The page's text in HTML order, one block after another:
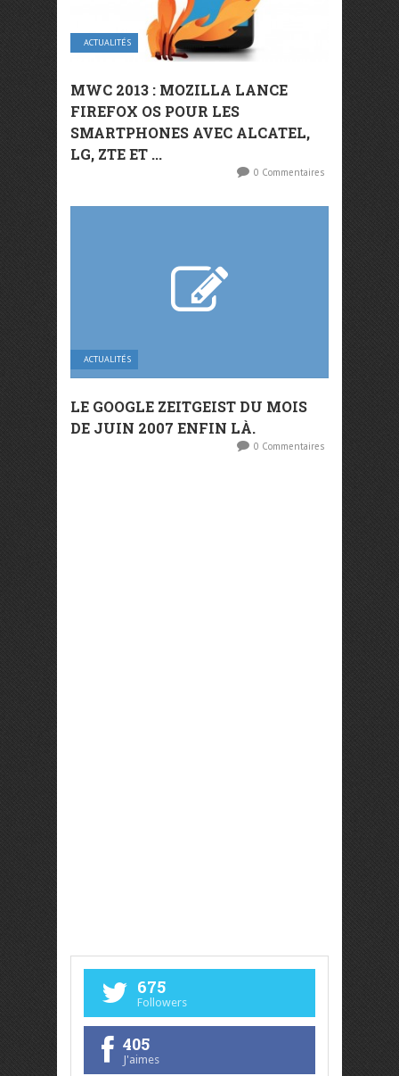
ACTUALITÉS
MWC 2013 : MOZILLA LANCE
FIREFOX OS POUR LES
SMARTPHONES AVEC ALCATEL,
LG, ZTE ET ...
0 Commentaires
ACTUALITÉS
LE GOOGLE ZEITGEIST DU MOIS
DE JUIN 2007 ENFIN LÀ.
0 Commentaires
675
Followers
405
J'aimes